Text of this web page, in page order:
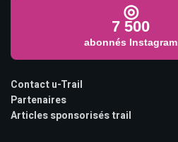
◎
7 500
abonnés Instagram
Contact u-Trail
Partenaires
Articles sponsorisés trail